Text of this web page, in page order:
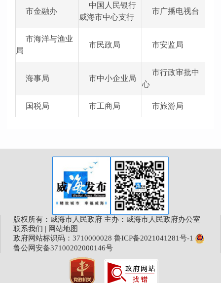
市金融办
中国人民银行
威海市中心支行
市广播电视台
市海洋与渔业
局
市民政局 市安监局
海事局 市中小企业局
市行政审批中
心
国税局 市工商局 市旅游局
版权所有：威海市人民政府 主办：威海市人民政府办公室
联系我们 | 网站地图
政府网站标识码：3710000028 鲁ICP备2021041281号-1
鲁公网安备37100202000146号